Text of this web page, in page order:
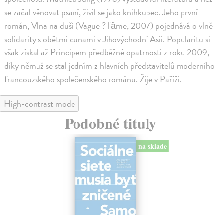
se začal věnovat psaní, živil se jako knihkupec. Jeho první
román, Vlna na duši (Vague ? l'âme, 2007) pojednává o vlně
solidarity s obětmi cunami v Jihovýchodní Asii. Popularitu si
však získal až Principem předběžné opatrnosti z roku 2009,
díky němuž se stal jedním z hlavních představitelů moderního
francouzského společenského románu. Žije v Paříži.
High-contrast mode
Podobné tituly
na sklade